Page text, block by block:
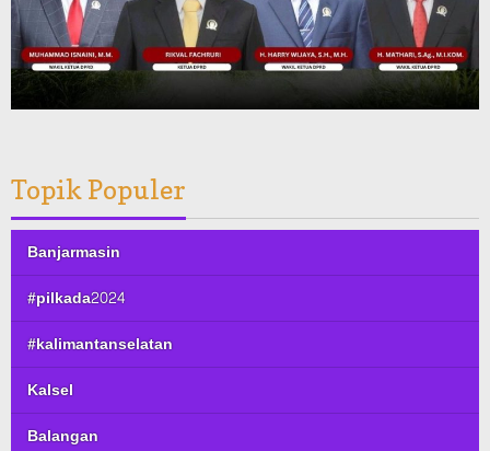
Topik Populer
Banjarmasin
#pilkada2024
#kalimantanselatan
Kalsel
Balangan